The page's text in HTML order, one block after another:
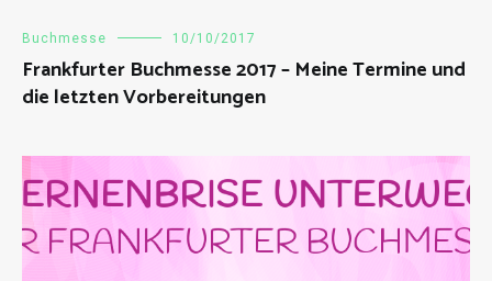
Buchmesse 10/10/2017
Frankfurter Buchmesse 2017 – Meine Termine und
die letzten Vorbereitungen